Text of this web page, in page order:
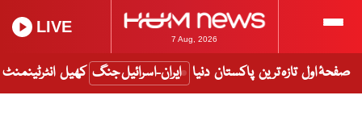
7 Aug, 2026
LIVE
صفحۂ اول تازہ ترین پاکستان دنیا ایران-اسرائیل جنگ کھیل انٹرٹینمنٹ